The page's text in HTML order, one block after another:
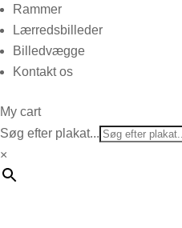
Rammer
Lærredsbilleder
Billedvægge
Kontakt os
My cart
Søg efter plakat...
×